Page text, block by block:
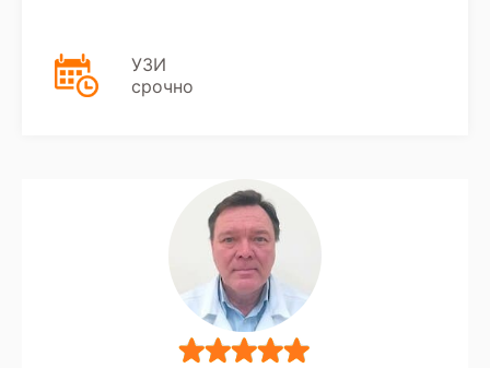
УЗИ
срочно